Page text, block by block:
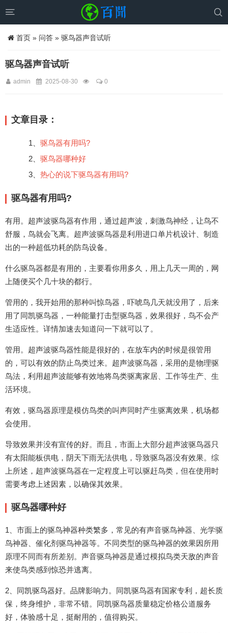
 
首页 » 问答 » 驱鸟器声音试听
驱鸟器声音试听
admin 2025-08-30 0
文章目录：
1、 驱鸟器有用吗?
2、 驱鸟器哪种好
3、 热心的说下驱鸟器有用吗?
驱鸟器有用吗?
有用。超声波驱鸟器有作用，通过超声波，刺激鸟神经，让鸟不
舒服，鸟就会飞离。超声波驱鸟器是利用进口单片机设计、制造
出的一种超低功耗的防鸟设备。
什么驱鸟器都是有用的，主要看你用多久，用上几天一周的，网
上随便买个几十块的都行。
管用的，我开始用的那种叫惊鸟器，吓唬鸟几天就没用了，后来
用了同凯驱鸟器，一种能量打击型驱鸟器，效果很好，鸟不会产
生适应性。详情加速去知道问一下就可以了。
管用。超声波驱鸟器性能是很好的，在放车内的时候是很管用
的，可以有效的防止鸟类过来。超声波驱鸟器，采用的是物理驱
鸟法，利用超声波能够有效地将鸟类驱离家居、工作等生产、生
活环境。
有效，驱鸟器原理是模仿鸟类的叫声同时产生驱离效果，机场都
会使用。
导致效果并没有宣传的好。而且，市面上大部分超声波驱鸟器只
有太阳能板供电，阴天下雨无法供电，导致驱鸟器没有效果。综
上所述，超声波驱鸟器在一定程度上可以驱赶鸟类，但在使用时
需要考虑上述因素，以确保其效果。
驱鸟器哪种好
1、市面上的驱鸟神器种类繁多，常见的有声音驱鸟神器、光学驱
鸟神器、催化剂驱鸟神器等。不同类型的驱鸟神器的效果因所用
原理不同而有所差别。声音驱鸟神器是通过模拟鸟类天敌的声音
来使鸟类感到惊恐并逃离。
2、同凯驱鸟器好。品牌影响力。同凯驱鸟器有国家专利，超长质
保，终身维护，非常不错。同凯驱鸟器质量稳定价格公道服务
好，体验感十足，挺耐用的，值得购买。